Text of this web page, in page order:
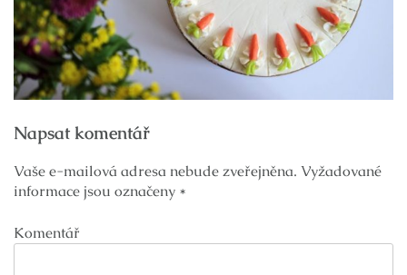
pro
příspěvek
Napsat komentář
Vaše e-mailová adresa nebude zveřejněna. Vyžadované
informace jsou označeny *
Komentář